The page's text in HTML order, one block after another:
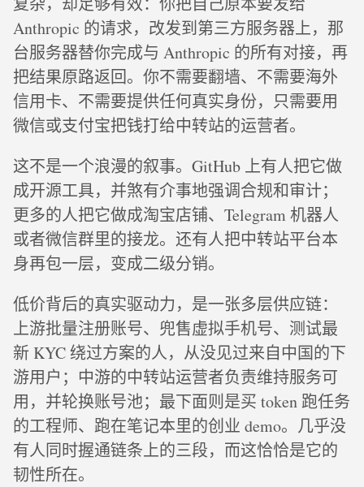
Anthropic 的请求，改发到第三方服务器上，那
台服务器替你完成与 Anthropic 的所有对接，再
把结果原路返回。你不需要翻墙、不需要海外
信用卡、不需要提供任何真实身份，只需要用
微信或支付宝把钱打给中转站的运营者。
这不是一个浪漫的叙事。GitHub 上有人把它做
成开源工具，并煞有介事地强调合规和审计；
更多的人把它做成淘宝店铺、Telegram 机器人
或者微信群里的接龙。还有人把中转站平台本
身再包一层，变成二级分销。
低价背后的真实驱动力，是一张多层供应链：
上游批量注册账号、兜售虚拟手机号、测试最
新 KYC 绕过方案的人，从没见过来自中国的下
游用户；中游的中转站运营者负责维持服务可
用，并轮换账号池；最下面则是买 token 跑任务
的工程师、跑在笔记本里的创业 demo。几乎没
有人同时握通链条上的三段，而这恰恰是它的
韧性所在。